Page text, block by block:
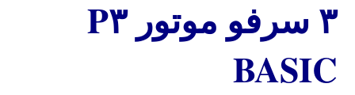
٣ سرفو موتور P٣
BASIC